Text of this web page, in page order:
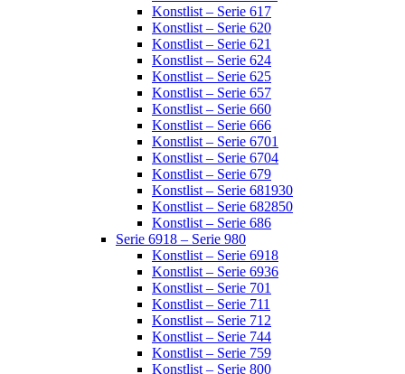
Konstlist – Serie 617
Konstlist – Serie 620
Konstlist – Serie 621
Konstlist – Serie 624
Konstlist – Serie 625
Konstlist – Serie 657
Konstlist – Serie 660
Konstlist – Serie 666
Konstlist – Serie 6701
Konstlist – Serie 6704
Konstlist – Serie 679
Konstlist – Serie 681930
Konstlist – Serie 682850
Konstlist – Serie 686
Serie 6918 – Serie 980
Konstlist – Serie 6918
Konstlist – Serie 6936
Konstlist – Serie 701
Konstlist – Serie 711
Konstlist – Serie 712
Konstlist – Serie 744
Konstlist – Serie 759
Konstlist – Serie 800